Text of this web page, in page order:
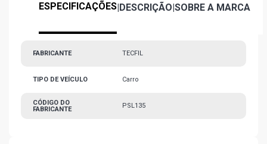
ESPECIFICAÇÕES|DESCRIÇÃO|SOBRE A MARCA
FABRICANTE TECFIL
TIPO DE VEÍCULO Carro
CÓDIGO DO
FABRICANTE
PSL135